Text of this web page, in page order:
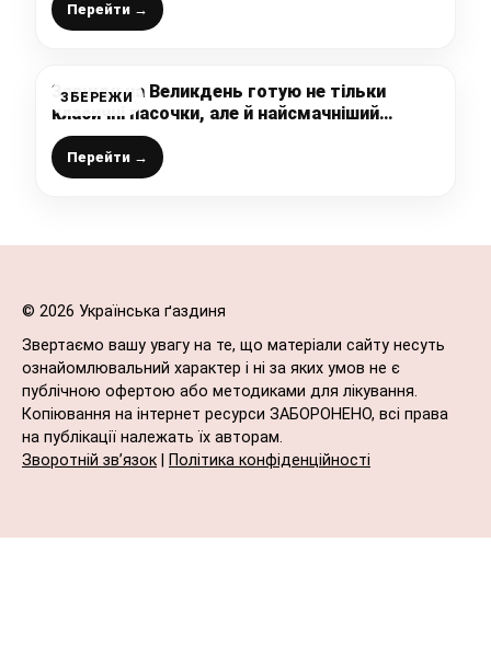
Перейти →
ЗБЕРЕЖИ
Завжди на Великдень готую не тільки
класичні пасочки, але й найсмачніший
рецепт білкової для своїх діток (без сиру і
без випічки)
Перейти →
© 2026 Українська ґаздиня
Звертаємо вашу увагу на те, що матеріали сайту несуть
ознайомлювальний характер і ні за яких умов не є
публічною офертою або методиками для лікування.
Копіювання на інтернет ресурси ЗАБОРОНЕНО, всі права
на публікації належать їх авторам.
Зворотній зв’язок
Політика конфіденційності